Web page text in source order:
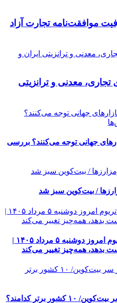
موافقت‌نامه تجارت آزاد
معدنی و ترانزیتی
جهانی توجه می‌کنند؟ بررسی
/ بیت‌کوین سبز شد
قیمت تتر، بیت‌کوین و اتریوم امروز دوشنبه ۵ مرداد ۱۴۰۵ |
بدهد، همه‌چیز تغییر می‌کند
برتر کدامند؟